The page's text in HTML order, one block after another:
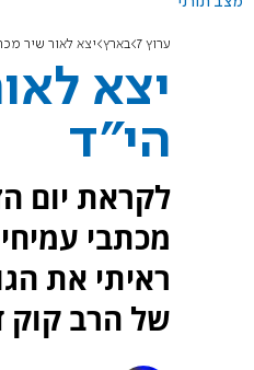
ערוץ 7 בארץ יצא לאור שיר
יצא
הי"ד
לקראת יום
מכתבי
ראיתי את
של הרב קוק